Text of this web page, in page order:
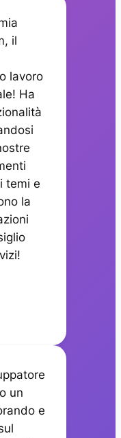
il
lavoro
Ha
temi e
la
un
e